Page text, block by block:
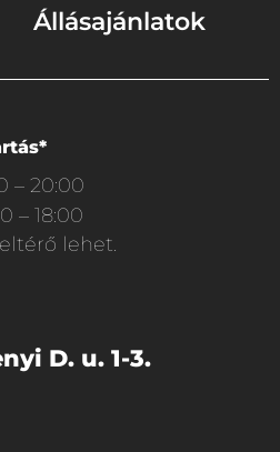
Állásajánlatok
– 20:00
– 18:00
lehet.
D. u. 1-3.